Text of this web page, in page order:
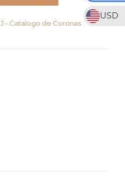
USD
J - Catalogo de Coronas